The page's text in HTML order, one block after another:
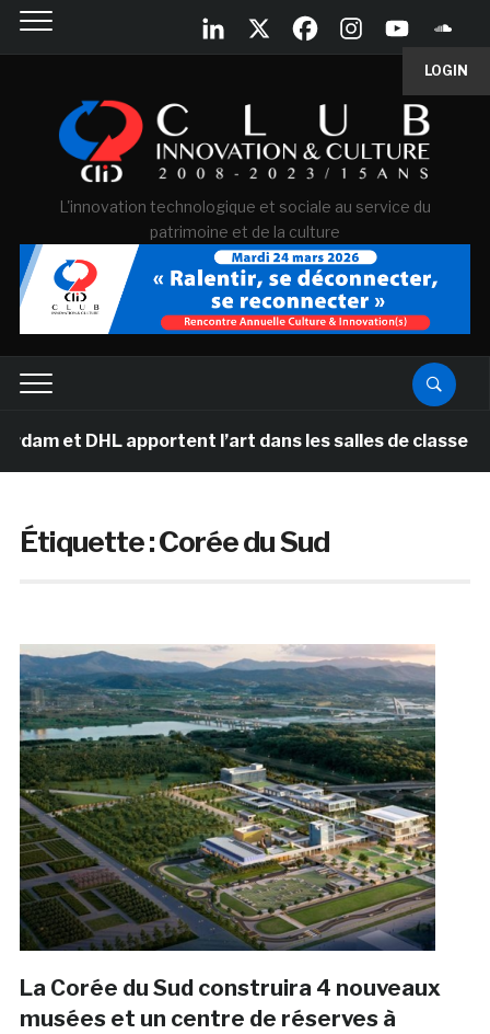
LOGIN
L'innovation technologique et sociale au service du
patrimoine et de la culture
et DHL apportent l’art dans les salles de classe des
Étiquette :Corée du Sud
La Corée du Sud construira 4 nouveaux
musées et un centre de réserves à